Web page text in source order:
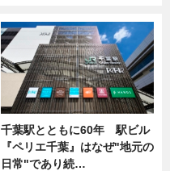
千葉駅とともに60年 駅ビル
『ペリエ千葉』はなぜ"地元の
日常"であり続…